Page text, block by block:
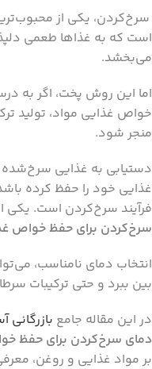
سرخ‌کردن، یکی از
است که به غذاها طعمی
می‌بخشد.
اما این روش پخت، اگر به
خواص غذایی مواد، تولید
منجر شود.
دستیابی به غذایی
غذایی خود را حفظ کرده
فرآیند سرخ‌کردن است. یکی
سرخ‌کردن برای حفظ خواص
انتخاب دمای نامناسب،
بین ببرد و حتی ترکیبات
در این مقاله جامع بازرگانی
دمای سرخ‌کردن برای حفظ
بر مواد غذایی و روغن،